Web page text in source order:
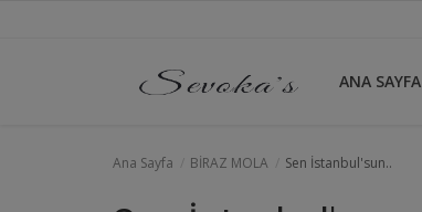
ANA SAYFA
Ana Sayfa BİRAZ MOLA Sen İstanbul'sun..